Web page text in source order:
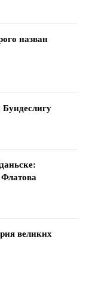
назван
великих